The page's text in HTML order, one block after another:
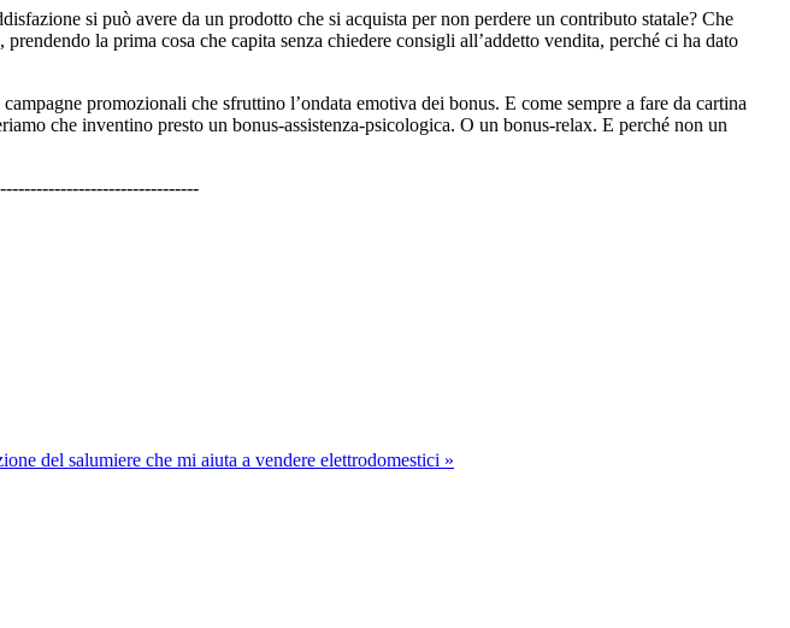
si può avere da un prodotto che si acquista per non perdere un contributo statale? Che
la prima cosa che capita senza chiedere consigli all’addetto vendita, perché ci ha dato
promozionali che sfruttino l’ondata emotiva dei bonus. E come sempre a fare da cartina
che inventino presto un bonus-assistenza-psicologica. O un bonus-relax. E perché non un
del salumiere che mi aiuta a vendere elettrodomestici »